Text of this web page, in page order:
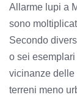
Allarme lupi a
sono
Secondo
o sei
vicinanze delle
terreni meno